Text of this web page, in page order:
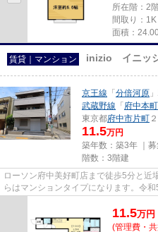
所在階：2
間取り：1K
面積：
賃貸｜マンション inizio イニッ
京王線 「 分倍河原
武蔵野線 「 府中本町
東京都府中市片町
11.5万円
築年数：築3年 ｜募
階数：3階建
ローソン府中美好町店まで徒歩5分と近
らはマンションタイプになります。令
11.5万円
(管理費・